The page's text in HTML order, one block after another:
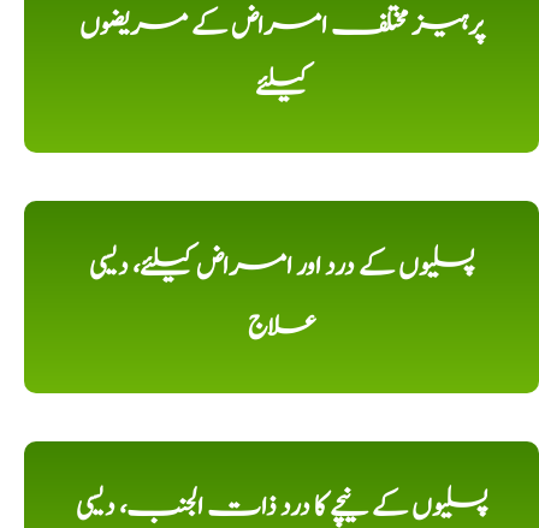
پرہیز مختلف امراض کے مریضوں
کیلئے
پسلیوں کے درد اور امراض کیلئے، دیسی
علاج
پسلیوں کے نیچے کا درد ذات الجنب، دیسی